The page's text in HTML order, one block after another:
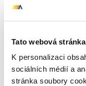
Tato webová
K personalizaci
sociálních médií a
stránka soubory
Tričko s
449 Kč